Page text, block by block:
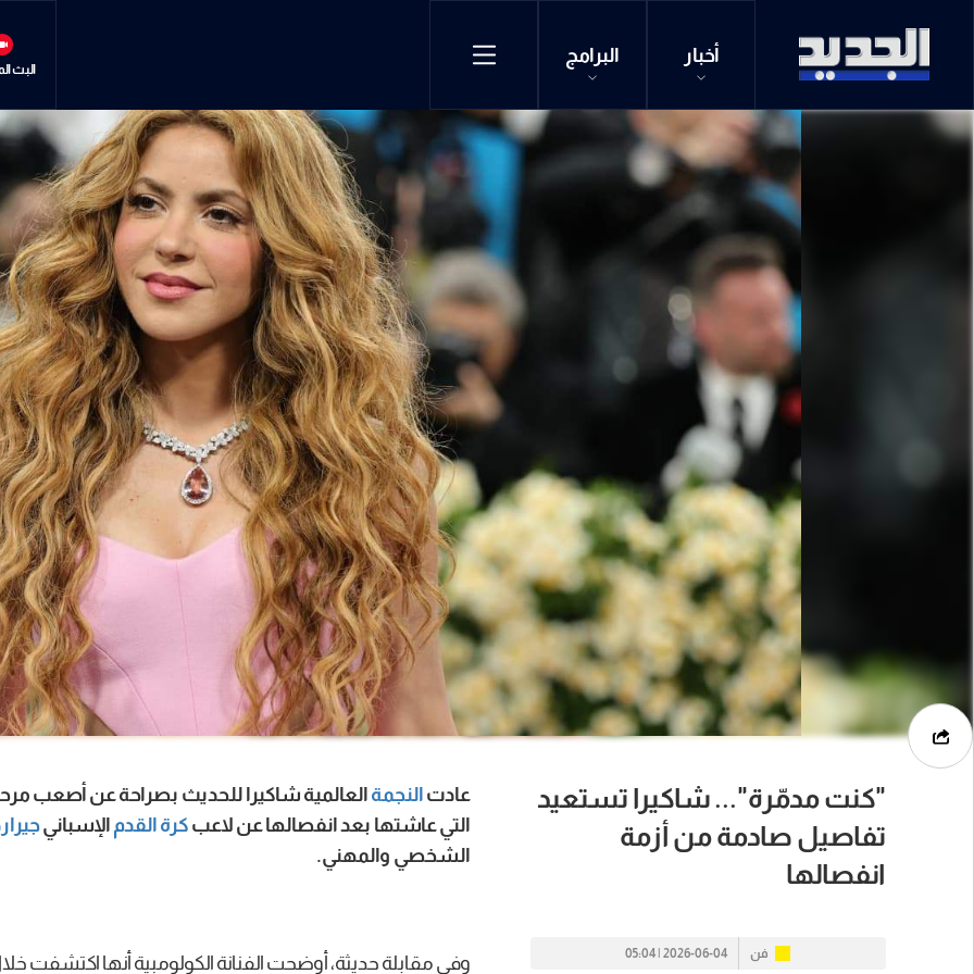
أخبار البرامج
البث
"كنت مدمّرة"... شاكيرا تستعيد
تفاصيل صادمة من أزمة
انفصالها
فن 2026-06-04 | 05:04
عادت النجمة العالمية شاكيرا للحديث بصراحة عن أصعب
التي عاشتها بعد انفصالها عن لاعب كرة القدم الإسباني
الشخصي والمهني.